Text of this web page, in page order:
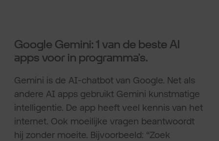
Google Gemini: 1 van de beste AI
apps voor in programma’s.
Gemini is de AI-chatbot van Google. Net als
andere AI apps gebruikt Gemini kunstmatige
intelligentie. De app heeft veel kennis van het
internet. Ook moeilijke vragen beantwoordt
hij zonder moeite. Bijvoorbeeld: “Zoek